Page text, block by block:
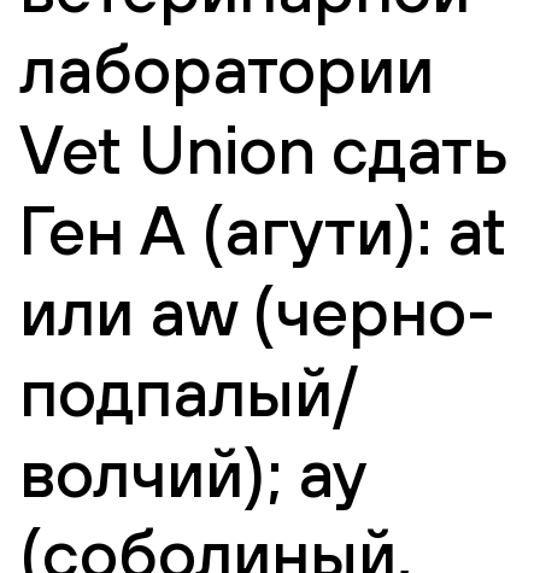
лаборатории
Vet Union сдать
Ген А (агути): at
или aw (черно-
подпалый/
волчий); ay
(соболиный,